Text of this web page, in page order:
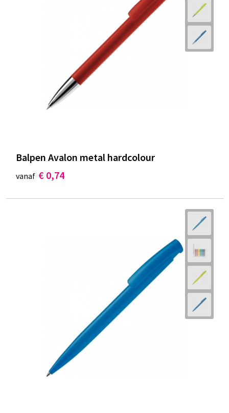
Balpen Avalon metal hardcolour
vanaf € 0,74